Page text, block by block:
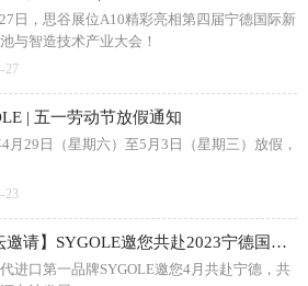
日，思谷展位A10精彩亮相第四届宁德国际新
与智造技术产业大会！
27
| 五一劳动节放假通知
月29日（星期六）至5月3日（星期三）放假，
23
【论坛邀请】SYGOLE邀您共赴2023宁德国际新能源电池与智造技术产业大会
进口第一品牌SYGOLE邀您4月共赴宁德，共